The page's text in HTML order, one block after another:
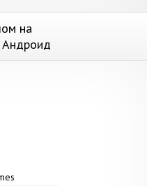
на
Андроид